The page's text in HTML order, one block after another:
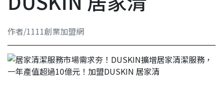
作者/1111創業加盟網